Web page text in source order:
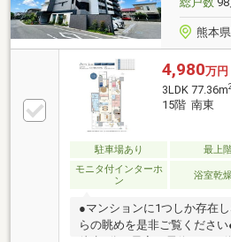
熊本
4,980万円
3LDK 77.36m
15階 南東
駐車場あり 最上
モニタ付インターホ
ン
浴室乾
●マンションに1つしか存在
らの眺めを是非ご覧くださ